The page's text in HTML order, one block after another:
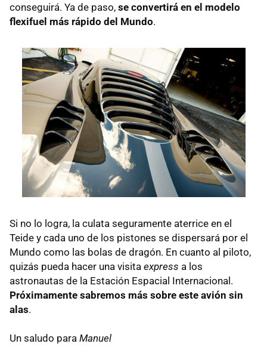
conseguirá. Ya de paso, se convertirá en el modelo
flexifuel más rápido del Mundo.
Si no lo logra, la culata seguramente aterrice en el
Teide y cada uno de los pistones se dispersará por el
Mundo como las bolas de dragón. En cuanto al piloto,
quizás pueda hacer una visita express a los
astronautas de la Estación Espacial Internacional.
Próximamente sabremos más sobre este avión sin
alas.
Un saludo para Manuel